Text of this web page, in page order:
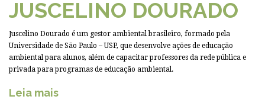
JUSCELINO DOURADO
Juscelino Dourado é um gestor ambiental brasileiro, formado pela
Universidade de São Paulo – USP, que desenvolve ações de educação
ambiental para alunos, além de capacitar professores da rede pública e
privada para programas de educação ambiental.
Leia mais